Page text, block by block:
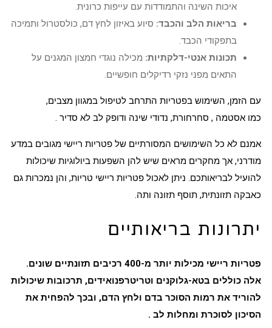
איכות השינה והתמודדות עם עייפות כרונית.
בריאות הלב והכבד: סיוע באיזון לחץ דם, כולסטרול ותמיכה
בתפקודי הכבד.
תכונות אנטי-דלקתיות: מכילה נוגדי חמצון המגנים על
התאים מפני נזקי רדיקלים חופשיים.
עם הזמן, השימוש בפטריות התרחב לטיפול במגוון מצבים,
כמו אסטמה , סחרחורת, נדודי שינה ודופק לב לא סדיר .
אמנם לא כל השימושים המסורתיים של פטריות ריישי מגובים במדע
מודרני, אך מחקרים מראים שיש להן השפעות ביולוגיות שיכולות
להועיל לבריאותכם. ניתן לאכול פטריות ריישי טריות, והן נמכרות גם
כאבקה תזונתית, תוסף תזונה ותה.
יתרונות בריאותיים
פטריות ריישי מכילות יותר מ-400 רכיבים תזונתיים שונים.
אלה כוללים בטא-גלוקנים וטריטרפנואידים, תרכובות שיכולות
להוריד את רמות הסוכר בדם ולחץ הדם, ובכך להפחית את
הסיכון לסוכרת ומחלות לב .